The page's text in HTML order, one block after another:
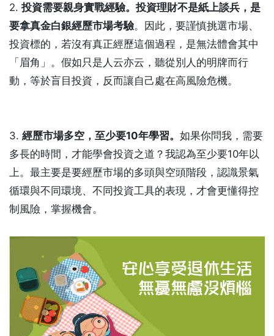
2. 投資需要親身實戰經驗。投資理財不是紙上談兵，是
要拿真金白銀經歷市場考驗。因此，要謹慎挑選市場、
投資標的，若沒有真正經歷這個過程，是無法體會其中
「眉角」。假如只是人云亦云，聽從別人的明牌而行
動，等於盲目投資，反而讓自己處在高風險危機。
3. 經歷市場多空，至少要10年學習。 如果你問我，需要
多長的時間，才能學會投資之道？我認為至少要10年以
上。最主要是要經歷市場的多頭與空頭階段，認識景氣
循環與不同環境、不同投資工具的表現，才會更懂得控
制風險，掌握機會。